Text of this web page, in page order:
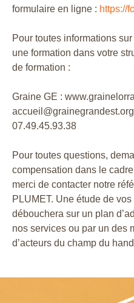
formulaire en ligne : https://
Pour toutes informations
une formation dans votre
de formation :
Graine GE :
07.49.45.93.38
Pour toutes questions,
compensation dans le
merci de contacter notre
PLUMET. Une étude de
débouchera sur un plan
nos services ou par un des
d’acteurs du champ du